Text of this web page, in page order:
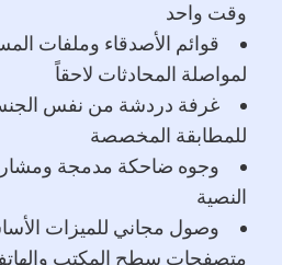
وقت واحد
قوائم الأصدقاء وملفات
لمواصلة المحادثات لاحقاً
غرفة دردشة من نفس
للمطابقة المخصصة
وجوه ضاحكة مدمجة
النصية
وصول مجاني للميزات
متصفحات سطح المكتب